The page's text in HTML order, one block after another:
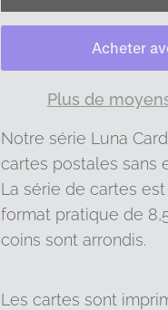
Plus de
Notre série Luna
cartes postales sans
La série de cartes
format pratique de
coins sont arrondis.
Les cartes sont